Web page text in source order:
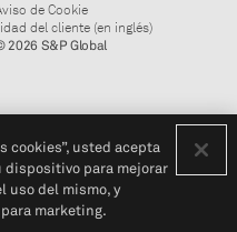
de Cookie
del cliente (en inglés)
2026 S&P Global
cookies”, usted acepta
dispositivo para mejorar
uso del mismo, y
marketing.